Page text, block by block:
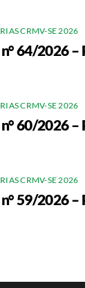
CRMV-SE 2026
64/2026 –
CRMV-SE 2026
60/2026 –
CRMV-SE 2026
59/2026 –